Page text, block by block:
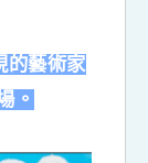
的藝術家
。